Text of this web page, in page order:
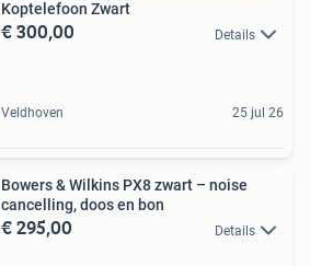
Koptelefoon Zwart
€ 300,00 Details
Veldhoven 25 jul 26
Bowers & Wilkins PX8 zwart – noise
cancelling, doos en bon
€ 295,00 Details